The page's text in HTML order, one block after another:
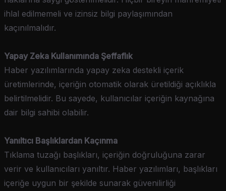
ihlal edilmemeli ve izinsiz bilgi paylaşımından
kaçınılmalıdır.
Yapay Zeka Kullanımında Şeffaflık
Haber yazılımlarında yapay zeka destekli içerik
üretimlerinde, içeriğin otomatik olarak üretildiği açıklıkla
belirtilmelidir. Bu sayede, kullanıcılar içeriğin kaynağına
dair bilgi sahibi olabilir.
Yanıltıcı Başlıklardan Kaçınma
Tıklama tuzağı başlıkları, içeriğin doğruluğuna zarar
verir ve kullanıcıları yanıltır. Haber yazılımları, başlıkları
içeriğe uygun bir şekilde sunarak güvenilirliği